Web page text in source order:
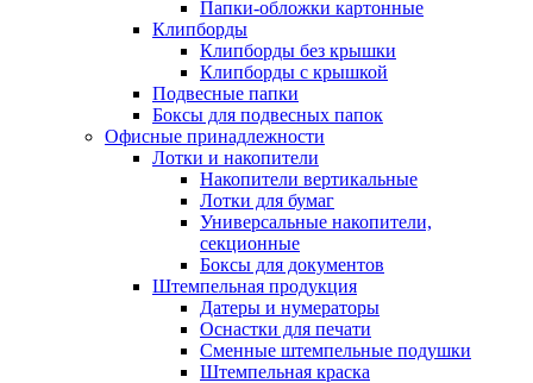
Папки-обложки картонные
Клипборды
Клипборды без крышки
Клипборды с крышкой
Подвесные папки
Боксы для подвесных папок
Офисные принадлежности
Лотки и накопители
Накопители вертикальные
Лотки для бумаг
Универсальные накопители,
секционные
Боксы для документов
Штемпельная продукция
Датеры и нумераторы
Оснастки для печати
Сменные штемпельные подушки
Штемпельная краска